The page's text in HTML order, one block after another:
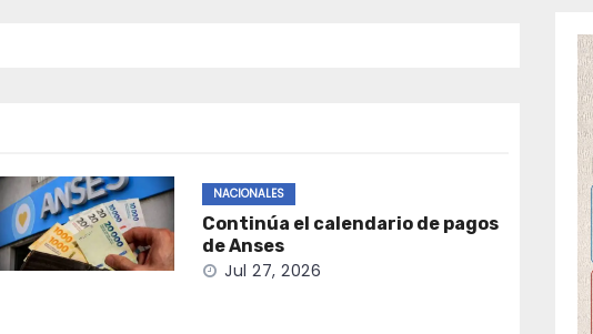
NACIONALES
Continúa el calendario de pagos
de Anses
Jul 27, 2026